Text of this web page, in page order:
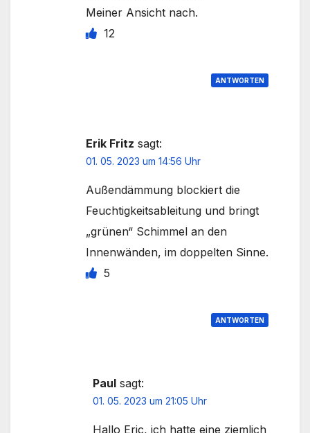
Meiner Ansicht nach.
12
ANTWORTEN
Erik Fritz sagt:
01. 05. 2023 um 14:56 Uhr
Außendämmung blockiert die
Feuchtigkeitsableitung und bringt
„grünen“ Schimmel an den
Innenwänden, im doppelten Sinne.
5
ANTWORTEN
Paul sagt:
01. 05. 2023 um 21:05 Uhr
Hallo Eric, ich hatte eine ziemlich